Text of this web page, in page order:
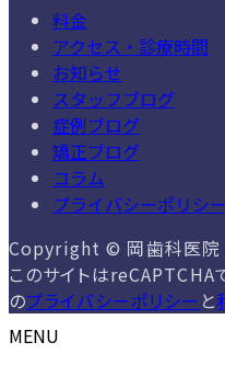
料金
アクセス・診療時間
お知らせ
スタッフブログ
症例ブログ
矯正ブログ
コラム
プライバシーポリシー
Copyright © 岡歯科医
このサイトはreCAPTCHA
のプライバシーポリシー と
MENU